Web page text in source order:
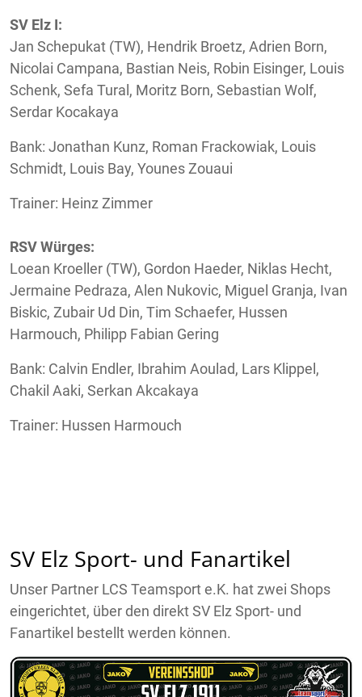
SV Elz I:
Jan Schepukat (TW), Hendrik Broetz, Adrien Born,
Nicolai Campana, Bastian Neis, Robin Eisinger, Louis
Schenk, Sefa Tural, Moritz Born, Sebastian Wolf,
Serdar Kocakaya
Bank: Jonathan Kunz, Roman Frackowiak, Louis
Schmidt, Louis Bay, Younes Zouaui
Trainer: Heinz Zimmer
RSV Würges:
Loean Kroeller (TW), Gordon Haeder, Niklas Hecht,
Jermaine Pedraza, Alen Nukovic, Miguel Granja, Ivan
Biskic, Zubair Ud Din, Tim Schaefer, Hussen
Harmouch, Philipp Fabian Gering
Bank: Calvin Endler, Ibrahim Aoulad, Lars Klippel,
Chakil Aaki, Serkan Akcakaya
Trainer: Hussen Harmouch
SV Elz Sport- und Fanartikel
Unser Partner LCS Teamsport e.K. hat zwei Shops
eingerichtet, über den direkt SV Elz Sport- und
Fanartikel bestellt werden können.